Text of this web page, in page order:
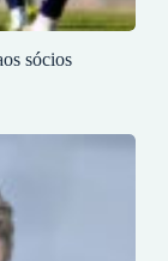
sócios